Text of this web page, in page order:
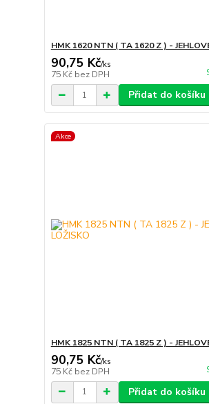
HMK 1620 NTN ( TA 1620 Z ) -
90,75 Kč/ks
75 Kč bez DPH
Přidat do košíku
Akce
HMK 1825 NTN ( TA 1825 Z ) -
90,75 Kč/ks
75 Kč bez DPH
Přidat do košíku